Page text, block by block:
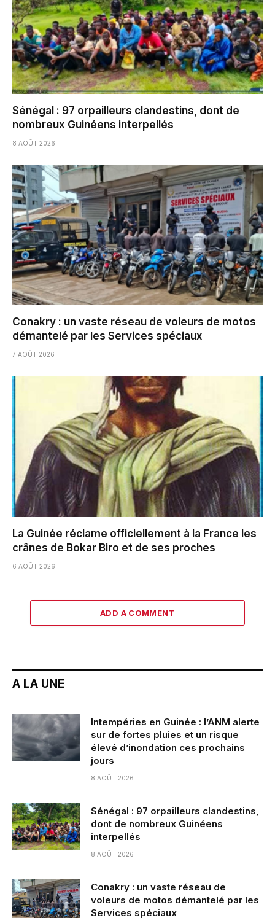
Sénégal : 97 orpailleurs clandestins, dont de
nombreux Guinéens interpellés
8 AOÛT 2026
Conakry : un vaste réseau de voleurs de motos
démantelé par les Services spéciaux
7 AOÛT 2026
La Guinée réclame officiellement à la France les
crânes de Bokar Biro et de ses proches
6 AOÛT 2026
ADD A COMMENT
A LA UNE
Intempéries en Guinée : l’ANM alerte
sur de fortes pluies et un risque
élevé d’inondation ces prochains
jours
8 AOÛT 2026
Sénégal : 97 orpailleurs clandestins,
dont de nombreux Guinéens
interpellés
8 AOÛT 2026
Conakry : un vaste réseau de
voleurs de motos démantelé par les
Services spéciaux